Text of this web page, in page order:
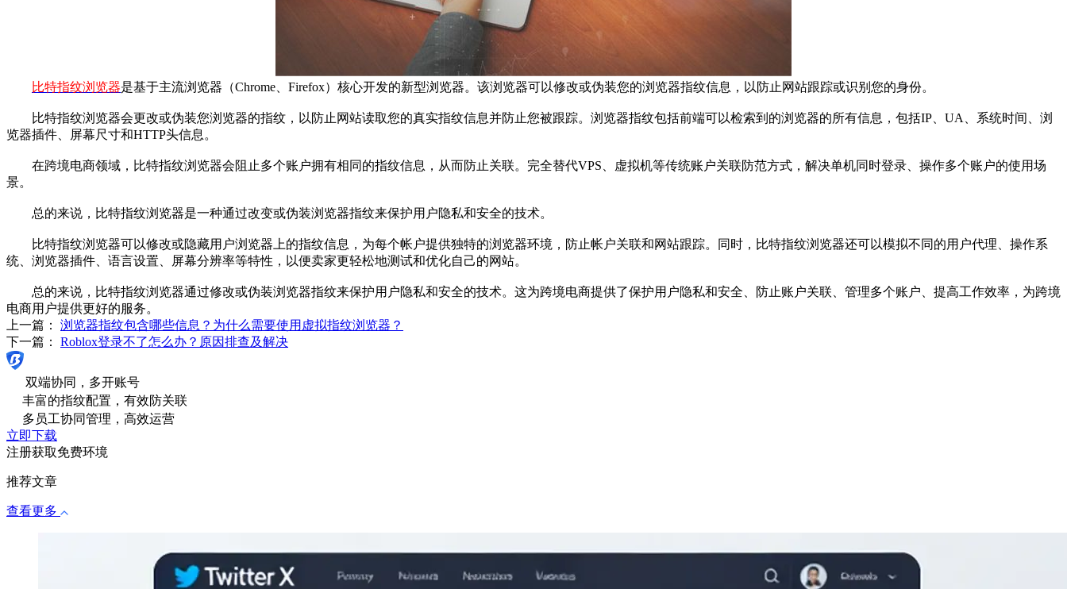
比特指纹浏览器是基于主流浏览器（Chrome、Firefox）核心开发的新型浏览器。该浏览器可以修改或伪装您的浏览器指纹信息，以防止网站跟踪或识别您的身份。
比特指纹浏览器会更改或伪装您浏览器的指纹，以防止网站读取您的真实指纹信息并防止您被跟踪。浏览器指纹包括前端可以检索到的浏览器的所有信息，包括IP、UA、系统时间、浏
览器插件、屏幕尺寸和HTTP头信息。
在跨境电商领域，比特指纹浏览器会阻止多个账户拥有相同的指纹信息，从而防止关联。完全替代VPS、虚拟机等传统账户关联防范方式，解决单机同时登录、操作多个账户的使用场
景。
总的来说，比特指纹浏览器是一种通过改变或伪装浏览器指纹来保护用户隐私和安全的技术。
比特指纹浏览器可以修改或隐藏用户浏览器上的指纹信息，为每个帐户提供独特的浏览器环境，防止帐户关联和网站跟踪。同时，比特指纹浏览器还可以模拟不同的用户代理、操作系
统、浏览器插件、语言设置、屏幕分辨率等特性，以便卖家更轻松地测试和优化自己的网站。
总的来说，比特指纹浏览器通过修改或伪装浏览器指纹来保护用户隐私和安全的技术。这为跨境电商提供了保护用户隐私和安全、防止账户关联、管理多个账户、提高工作效率，为跨境
电商用户提供更好的服务。
上一篇： 浏览器指纹包含哪些信息？为什么需要使用虚拟指纹浏览器？
下一篇： Roblox登录不了怎么办？原因排查及解决
双端协同，多开账号
丰富的指纹配置，有效防关联
多员工协同管理，高效运营
立即下载
注册获取免费环境
推荐文章
查看更多